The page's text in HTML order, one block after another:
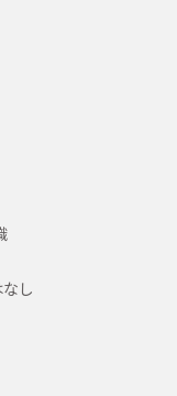
し